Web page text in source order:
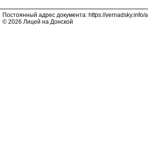
Постоянный адрес документа: https://vernadsky.info/
© 2026 Лицей на Донской